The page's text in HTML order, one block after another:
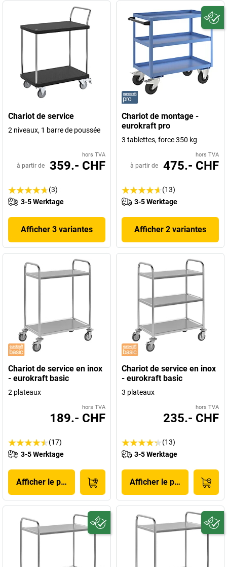
Chariot de service
2 niveaux, 1 barre de poussée
hors TVA
à partir de 359.- CHF
(3)
3-5 Werktage
Afficher 3 variantes
Chariot de montage -
eurokraft pro
3 tablettes, force 350 kg
hors TVA
à partir de 475.- CHF
(13)
3-5 Werktage
Afficher 2 variantes
Chariot de service en inox
- eurokraft basic
2 plateaux
hors TVA
189.- CHF
(17)
3-5 Werktage
Afficher le produit
Chariot de service en inox
- eurokraft basic
3 plateaux
hors TVA
235.- CHF
(13)
3-5 Werktage
Afficher le produit